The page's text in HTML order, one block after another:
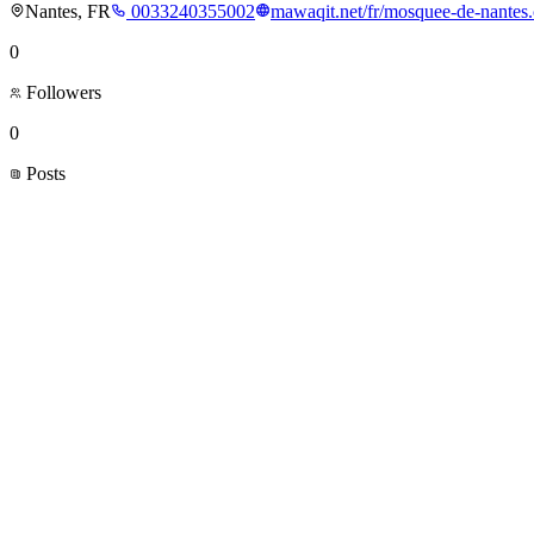
Nantes, FR 0033240355002
mawaqit.net/fr/mosquee-de-
0
Followers
0
Posts